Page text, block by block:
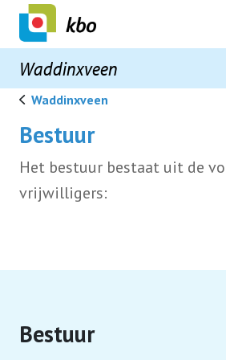
Waddinxveen
Home
Nieuws
Waddinxveen
Bestuur
Het bestuur bestaat uit de
vrijwilligers:
Bestuur